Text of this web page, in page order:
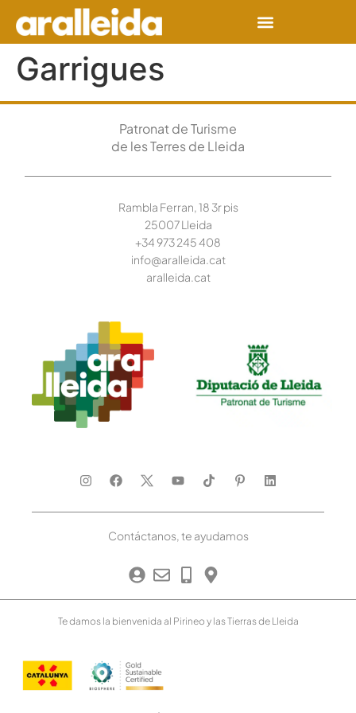
Garrigues
Patronat de Turisme
de les Terres de Lleida
Rambla Ferran, 18 3r pis
25007 Lleida
+34 973 245408
info@aralleida.cat
aralleida.cat
Contáctanos, te ayudamos
Te damos la bienvenida al Pirineo y las Tierras de Lleida